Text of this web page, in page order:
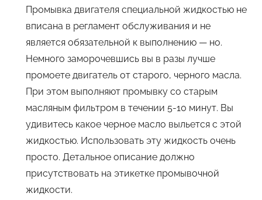
Промывка двигателя специальной жидкостью не
вписана в регламент обслуживания и не
является обязательной к выполнению — но.
Немного заморочевшись вы в разы лучше
промоете двигатель от старого, черного масла.
При этом выполняют промывку со старым
масляным фильтром в течении 5-10 минут. Вы
удивитесь какое черное масло выльется с этой
жидкостью. Использовать эту жидкость очень
просто. Детальное описание должно
присутствовать на этикетке промывочной
жидкости.